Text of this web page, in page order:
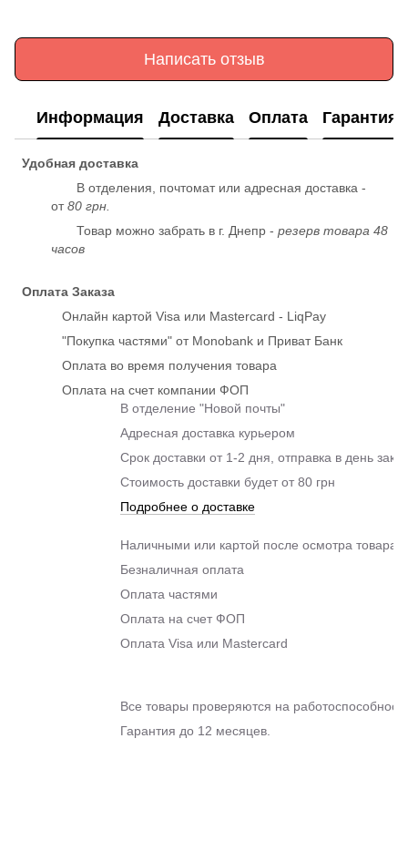
Написать отзыв
Информация Доставка Оплата Гарантия
Удобная доставка
В отделения, почтомат или адресная доставка -
от80 грн.
Товар можно забрать в г. Днепр - резерв товара 48
часов
Оплата Заказа
Онлайн картой Visa или Mastercard - LiqPay
"Покупка частями" от Monobank и Приват Банк
Оплата во время получения товара
Оплата на счет компании ФОП
В отделение "Новой почты"
Адресная доставка курьером
Срок доставки от 1-2 дня, отправка в день
Стоимость доставки будет от 80 грн
Подробнее о доставке
Наличными или картой после осмотра товара
Безналичная оплата
Оплата частями
Оплата на счет ФОП
Оплата Visa или Mastercard
Все товары проверяются на
Гарантия до 12 месяцев.